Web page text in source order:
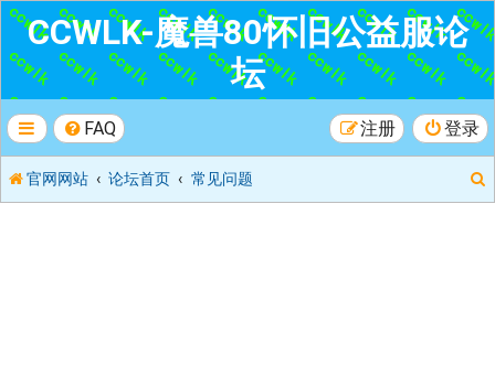
CCWLK-魔兽80怀旧公益服论
坛
FAQ 登录
注册
官网网站 论坛首页 常见问题